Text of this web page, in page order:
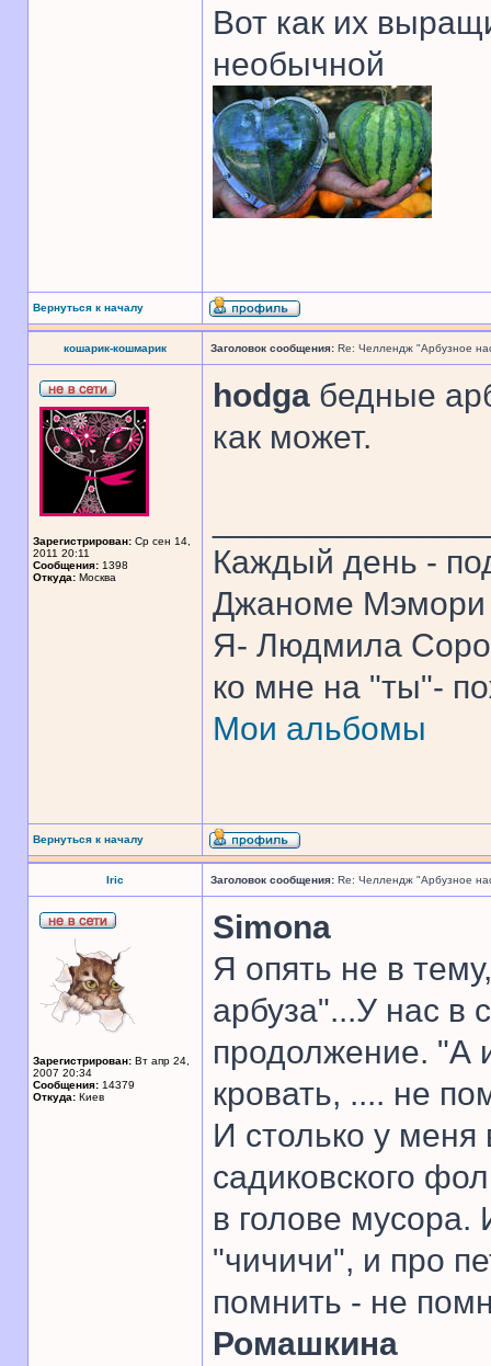
Вот как их
необычной
Вернуться к началу
кошарик-кошмарик Заголовок сообщения: Re: Челлендж "Арбузное
Зарегистрирован: Ср сен 14,
2011 20:11
Сообщения: 1398
Откуда: Москва
hodga бедные
как может.
Каждый день -
Джаноме Мэмори
Я- Людмила
ко мне на "ты"-
Мои альбомы
Вернуться к началу
Iric Заголовок сообщения: Re: Челлендж "Арбузное
Зарегистрирован: Вт апр 24,
2007 20:34
Сообщения: 14379
Откуда: Киев
Simona
Я опять не в
арбуза"...У нас в
продолжение. "А
кровать, .... не
И столько у меня
садиковского
в голове
"чичичи", и про
помнить - не
Ромашкина